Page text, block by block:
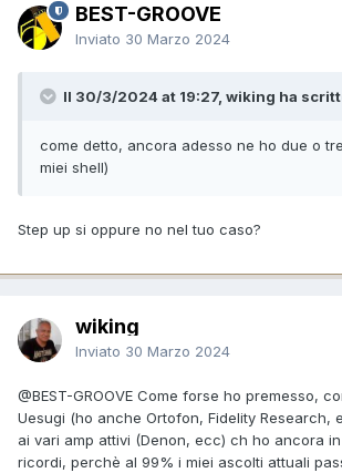
BEST-GROOVE
Inviato 30 Marzo 2024
Il 30/3/2024 at 19:27, wiking ha
come detto, ancora adesso ne ho due o
miei shell)
Step up si oppure no nel tuo caso?
wiking
Inviato 30 Marzo 2024
@BEST-GROOVE Come forse ho premesso,
Uesugi (ho anche Ortofon, Fidelity Research,
ai vari amp attivi (Denon, ecc) ch ho ancora
ricordi, perchè al 99% i miei ascolti attuali